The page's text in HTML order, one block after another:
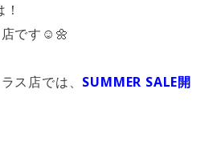
~ 23:00
です☺️🌼
ス店では、 SUMMER SALE開